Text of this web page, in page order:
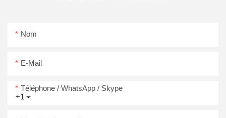
Nom
E-Mail
+1
Téléphone / WhatsApp / Skype